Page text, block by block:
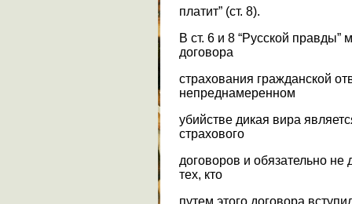
платит” (ст. 8).
В ст. 6 и 8 “Русской
договора
страхования гражданской
непреднамеренном
убийстве дикая вира
страхового
договоров и обязательно не
тех, кто
путем этого договора